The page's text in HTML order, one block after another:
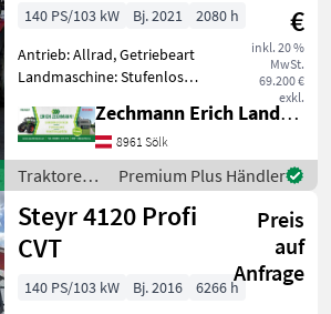
€
inkl. 20 %
MwSt.
69.200 €
exkl.
140 PS/103 kW Bj. 2021
2080 h
Antrieb: Allrad, Getriebeart
Landmaschine: Stufenloses
Zapfwellendrehzahl:
540/540E/1000,
Höchstgeschwindigkeit in
km/h: 40 km/h, Aufladung:
Zechmann Erich Landmaschinen-Portalbau
8961 Sölk
Traktoren /
Steyr
Premium Plus Händler
Steyr 4120 Profi
CVT
Preis
auf
Anfrage
140 PS/103 kW Bj. 2016
6266 h